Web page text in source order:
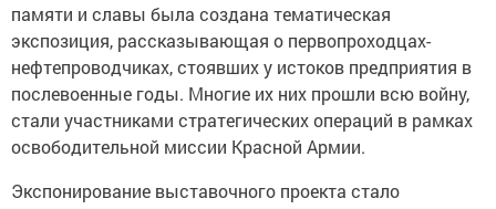
памяти и славы была создана тематическая
экспозиция, рассказывающая о первопроходцах-
нефтепроводчиках, стоявших у истоков предприятия в
послевоенные годы. Многие их них прошли всю войну,
стали участниками стратегических операций в рамках
освободительной миссии Красной Армии.
Экспонирование выставочного проекта стало